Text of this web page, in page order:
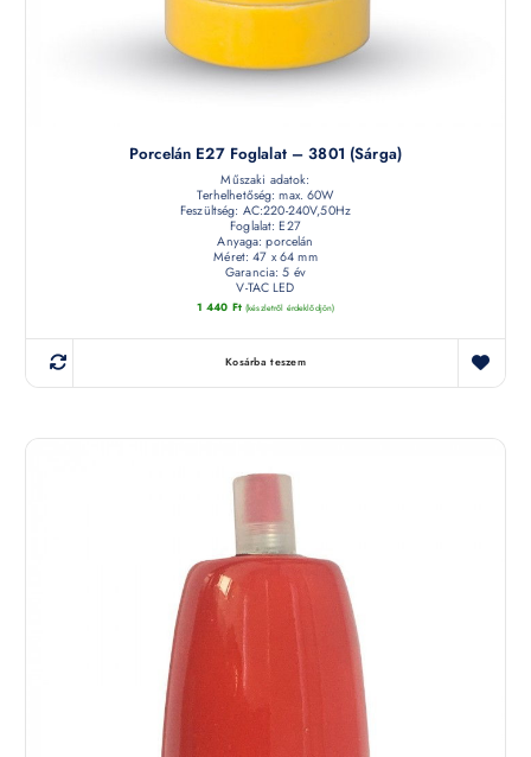
Porcelán E27 Foglalat – 3801 (sárga)
Műszaki adatok:
Terhelhetőség: max. 60W
Feszültség: AC:220-240V,50Hz
Foglalat: E27
Anyaga: porcelán
Méret: 47 x 64 mm
Garancia: 5 év
V-TAC LED
1 440 Ft (készletről érdeklődjön)
Kosárba teszem